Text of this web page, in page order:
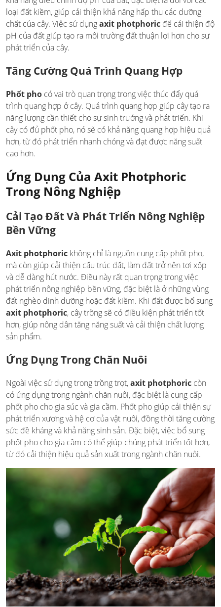
loại đất kiềm, giúp cải thiện khả năng hấp thu các dưỡng
chất của cây. Việc sử dụngaxit photphoric để cải thiện độ
pH của đất giúp tạo ra môi trường đất thuận lợi hơn cho sự
phát triển của cây.
Tăng Cường Quá Trình Quang Hợp
Phốt pho có vai trò quan trọng trong việc thúc đẩy quá
trình quang hợp ở cây. Quá trình quang hợp giúp cây tạo ra
năng lượng cần thiết cho sự sinh trưởng và phát triển. Khi
cây có đủ phốt pho, nó sẽ có khả năng quang hợp hiệu quả
hơn, từ đó phát triển nhanh chóng và đạt được năng suất
cao hơn.
Ứng Dụng Của Axit Photphoric
Trong Nông Nghiệp
Cải Tạo Đất Và Phát Triển Nông Nghiệp
Bền Vững
Axit photphoric không chỉ là nguồn cung cấp phốt pho,
mà còn giúp cải thiện cấu trúc đất, làm đất trở nên tơi xốp
và dễ dàng hút nước. Điều này rất quan trọng trong việc
phát triển nông nghiệp bền vững, đặc biệt là ở những vùng
đất nghèo dinh dưỡng hoặc đất kiềm. Khi đất được bổ sung
axit photphoric, cây trồng sẽ có điều kiện phát triển tốt
hơn, giúp nông dân tăng năng suất và cải thiện chất lượng
sản phẩm.
Ứng Dụng Trong Chăn Nuôi
Ngoài việc sử dụng trong trồng trọt,axit photphoric còn
có ứng dụng trong ngành chăn nuôi, đặc biệt là cung cấp
phốt pho cho gia súc và gia cầm. Phốt pho giúp cải thiện sự
phát triển xương và hệ cơ của vật nuôi, đồng thời tăng cường
sức đề kháng và khả năng sinh sản. Đặc biệt, việc bổ sung
phốt pho cho gia cầm có thể giúp chúng phát triển tốt hơn,
từ đó cải thiện hiệu quả sản xuất trong ngành chăn nuôi.